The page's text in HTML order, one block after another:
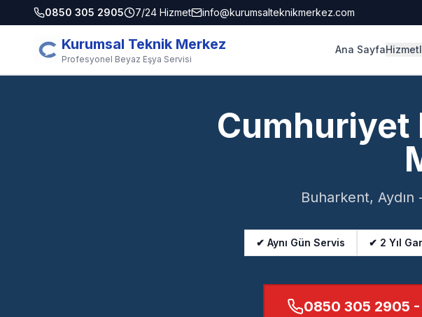
0850 305 2905 7/24 Hizmet info@kurumsalteknikmerkez.com
Kurumsal Teknik Merkez
Profesyonel Beyaz Eşya Servisi
Ana Sayfa
Cumhuriyet
Buharkent,
✔ Aynı Gün Servis ✔ 2 Yıl
0850 305 2905 -